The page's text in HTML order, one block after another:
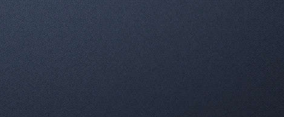
делами в условиях невесомости? Крайне
сложно даже выпить воды.